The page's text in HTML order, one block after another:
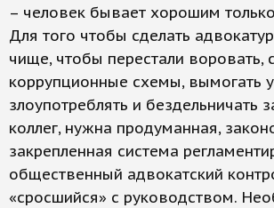
– человек бывает хорошим
Для того чтобы сделать
чище, чтобы перестали воровать,
коррупционные схемы, вымогать
злоупотреблять и бездельничать
коллег, нужна продуманная,
закрепленная система
общественный адвокатский
«сросшийся» с руководством.